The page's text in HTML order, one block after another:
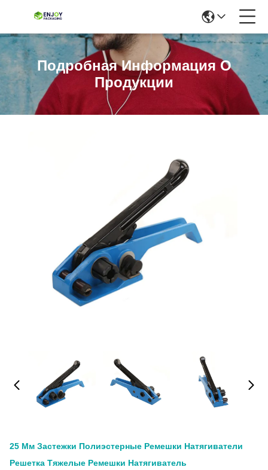
Подробная Информация О
Продукции
25 Мм Застежки Полиэстерные Ремешки Натягиватели
Решетка Тяжелые Ремешки Натягиватель